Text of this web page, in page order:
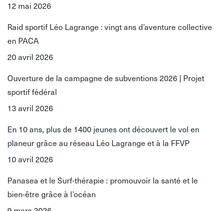
12 mai 2026
Raid sportif Léo Lagrange : vingt ans d’aventure collective
en PACA
20 avril 2026
Ouverture de la campagne de subventions 2026 | Projet
sportif fédéral
13 avril 2026
En 10 ans, plus de 1400 jeunes ont découvert le vol en
planeur grâce au réseau Léo Lagrange et à la FFVP
10 avril 2026
Panasea et le Surf-thérapie : promouvoir la santé et le
bien-être grâce à l’océan